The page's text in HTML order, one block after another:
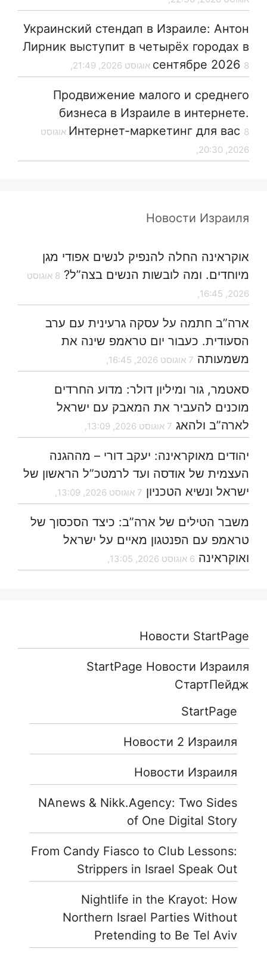
Украинский стендап в Израиле: Антон
Лирник выступит в четырёх городах в
сентябре 2026 8 אוגוסט 2026, 21:49,
Продвижение малого и среднего
бизнеса в Израиле в интернете.
Интернет-маркетинг для вас 8 אוגוסט
2026, 20:30,
Новости Израиля
אוקראינה החלה להנפיק לנשים אפודי מגן
מיוחדים. ומה לובשות הנשים בצה”ל?
8 אוגוסט
2026, 16:45,
ארה”ב חתמה על עסקה גרעינית עם ערב
הסעודית. כעבור יום טראמפ שינה את
משמעותה 7 אוגוסט 2026, 16:45,
סאטמר, גור ומיליון דולר: מדוע החרדים
מוכנים להעביר את המאבק עם ישראל
לארה”ב ולהאג 7 אוגוסט 2026, 13:09,
יהודים מאוקראינה: יעקב דורי – מההגנה
העצמית של אודסה ועד לרמטכ”ל הראשון של
ישראל ונשיא הטכניון 7 אוגוסט 2026, 13:09,
משבר הטילים של ארה”ב: כיצד הסכסוך של
טראמפ עם הפנטגון מאיים על ישראל
ואוקראינה 6 אוגוסט 2026, 13:05,
Новости StartPage
StartPage Новости Израиля
СтартПейдж
StartPage
Новости 2 Израиля
Новости Израиля
NAnews & Nikk.Agency: Two Sides
of One Digital Story
From Candy Fiasco to Club Lessons:
Strippers in Israel Speak Out
Nightlife in the Krayot: How
Northern Israel Parties Without
Pretending to Be Tel Aviv